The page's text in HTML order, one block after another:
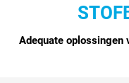
Adequate oplossingen